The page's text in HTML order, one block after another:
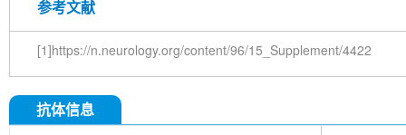
参考文献
[1]https://n.neurology.org/content/96/15_Supplement/4422
抗体信息